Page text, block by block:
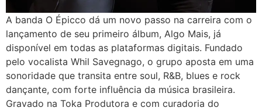
A banda O Épicco dá um novo passo na carreira com o
lançamento de seu primeiro álbum, Algo Mais, já
disponível em todas as plataformas digitais. Fundado
pelo vocalista Whil Savegnago, o grupo aposta em uma
sonoridade que transita entre soul, R&B, blues e rock
dançante, com forte influência da música brasileira.
Gravado na Toka Produtora e com curadoria do